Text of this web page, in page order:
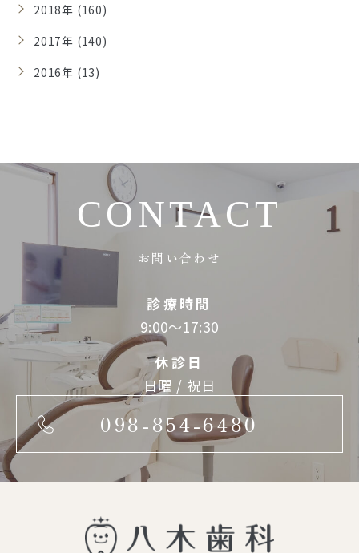
2018年 (160)
2017年 (140)
2016年 (13)
CONTACT
お問い合わせ
診療時間
9:00～17:30
休診日
日曜 / 祝日
098-854-6480